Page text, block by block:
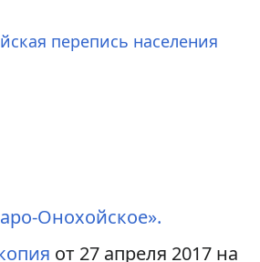
перепись населения
Онохойское».
от 27 апреля 2017 на